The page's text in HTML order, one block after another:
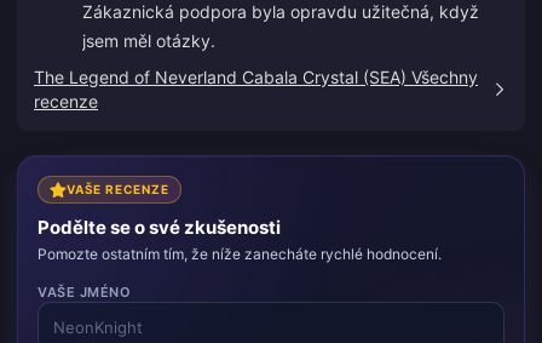
Zákaznická podpora byla opravdu užitečná, když
jsem měl otázky.
The Legend of Neverland Cabala Crystal (SEA) Všechny
recenze
VAŠE RECENZE
Podělte se o své zkušenosti
Pomozte ostatním tím, že níže zanecháte rychlé hodnocení.
VAŠE JMÉNO